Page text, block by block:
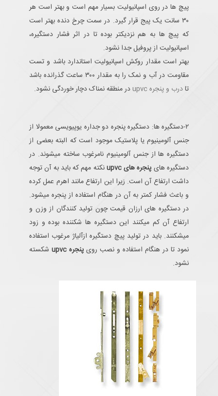
پیچ ها در روی اسپانیولیت بسیار مهم است و بهتر است هر
۳۰ سانت یک پیج قرار گیرد. در سمت چرخ دنده بهتر است
که پیچ ها به هم نزدیکتر بوده تا در اثر فشار دستگیره،
اسپانیولیت از پروفیل جدا نشود.
بهتر است مقدار روکش اسپانیولیت استاندارد باشد و تست
مقاومت در آب و نمک را به مقدار ۳۰۰ ساعت گذرانده باشد
تادرب و پنجره upvc در منطقه نمناک دچار خوردگی نشود.
۲-دستگیره ها: دستگیره پنجره دو جداره یو‎پی‎وی‎سی معمولا از
جنس آلومینیوم یا پلاستیک موجود است که البته بعضی از
دستگیره ها از جنس آلومینیوم نامرغوب ساخته میشوند. در
دستگیره های پنجره های upvc
نکته مهم که باید به آن توجه
داشت ارتفاع آن است. زیرا این ارتفاع مانند اهرم عمل کرده
و باعث فشار کمتر به آن در هنگام استفاده از پنجره میشود.
در دستگیره های ارزان قیمت چون تولید کنندگان از وزن و
ارتفاع آن کم میکنند این دستگیره ها شکننده بوده و زود
میشکنند. باید در تولید پیچ دستگیره ازآلیاژ مرغوب استفاده
نمود تا در هنگام استفاده و نصب روی پنجره upvc
شکسته
نشود.